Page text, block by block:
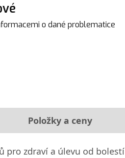
o dané problematice
Položky a ceny
pro zdraví a úlevu od bolestí